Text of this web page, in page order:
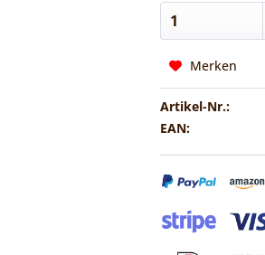
Merken
Artikel-Nr.:
EAN: